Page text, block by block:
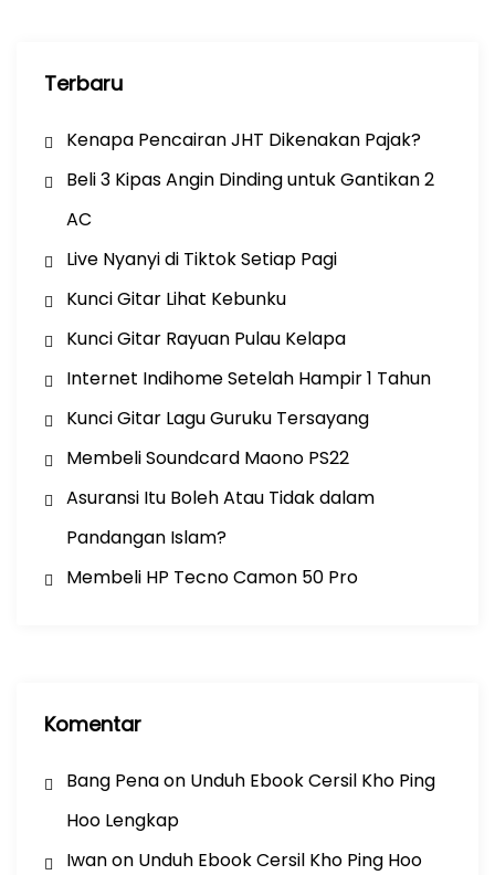
Terbaru
Kenapa Pencairan JHT Dikenakan Pajak?
Beli 3 Kipas Angin Dinding untuk Gantikan 2
AC
Live Nyanyi di Tiktok Setiap Pagi
Kunci Gitar Lihat Kebunku
Kunci Gitar Rayuan Pulau Kelapa
Internet Indihome Setelah Hampir 1 Tahun
Kunci Gitar Lagu Guruku Tersayang
Membeli Soundcard Maono PS22
Asuransi Itu Boleh Atau Tidak dalam
Pandangan Islam?
Membeli HP Tecno Camon 50 Pro
Komentar
Bang Penaon Unduh Ebook Cersil Kho Ping
Hoo Lengkap
Iwanon Unduh Ebook Cersil Kho Ping Hoo